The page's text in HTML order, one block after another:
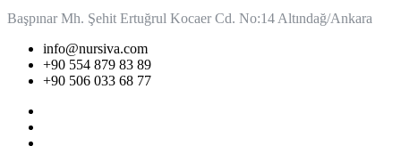
Başpınar Mh. Şehit Ertuğrul Kocaer Cd. No:14 Altındağ/Ankara
info@nursiva.com
+90 554 879 83 89
+90 506 033 68 77